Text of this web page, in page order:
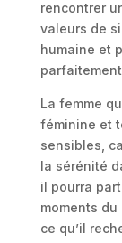
rencontrer
valeurs de
humaine et
La femme
féminine et
sensibles,
la sérénité
il pourra
moments
ce qu’il